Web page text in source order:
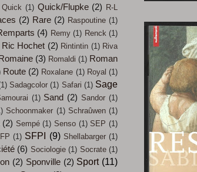
Quick (1) Quick/Flupke (2) R-L
(2) Rare (2) Raspoutine (1)
(4) Remy (1) Renck (1)
Ric Hochet (2) Rintintin (1) Riva
Romaine (3) Romaldi (1) Roman
Route (2) Roxalane (1) Royal (1)
Sadagcolor (1) Safari (1) Sage
(1) Sand (2) Sandor (1)
Schoonmaker (1) Schraûwen (1)
(2) Sempé (1) Senso (1) SEP (1)
(1) SFPI (9) Shellabarger (1)
(6) Sociologie (1) Socrate (1)
(2) Sponville (2) Sport (11)